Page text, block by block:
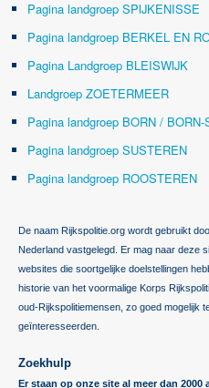
Pagina landgroep SPIJKENISSE
Pagina landgroep BERKEL EN
Pagina Landgroep BLEISWIJK
Landgroep ZOETERMEER
Pagina landgroep BORN /
Pagina landgroep SUSTEREN
Pagina landgroep ROOSTEREN
De naam Rijkspolitie.org wordt gebruikt
Nederland vastgelegd. Er mag naar deze
websites die soortgelijke doelstellingen
historie van het voormalige Korps
oud-Rijkspolitiemensen, zo goed mogelijk
geïnteresseerden.
Zoekhulp
Er staan op onze site al meer dan